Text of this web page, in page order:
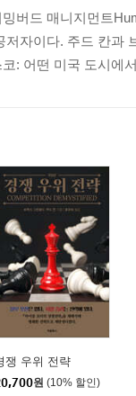
버드 매니지먼트
저자이다. 주드 칸과
: 어떤 미국 도시에
쟁 우위 전략
원 (10% 할인)